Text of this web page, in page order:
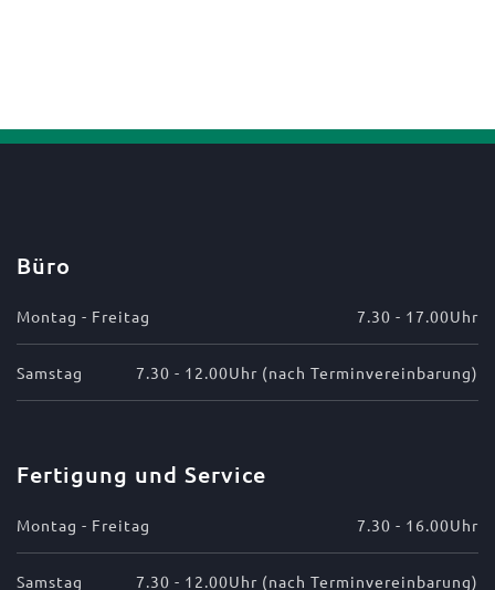
Büro
Montag - Freitag 7.30 - 17.00Uhr
Samstag 7.30 - 12.00Uhr (nach Terminvereinbarung)
Fertigung und Service
Montag - Freitag 7.30 - 16.00Uhr
Samstag 7.30 - 12.00Uhr (nach Terminvereinbarung)